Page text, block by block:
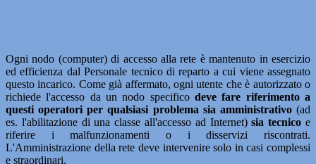
Ogni nodo (computer) di accesso alla rete è mantenuto in esercizio
ed efficienza dal Personale tecnico di reparto a cui viene assegnato
questo incarico. Come già affermato, ogni utente che è autorizzato o
richiede l'accesso da un nodo specifico deve fare riferimento a
questi operatori per qualsiasi problema sia amministrativo(ad
es. l'abilitazione di una classe all'accesso ad Internet)sia tecnico e
riferire i malfunzionamenti o i disservizi riscontrati.
L'Amministrazione della rete deve intervenire solo in casi complessi
e straordinari.